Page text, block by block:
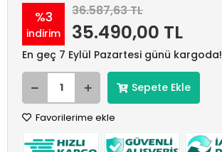
%3
indirim
36.587,63 TL
35.490,00 TL
En geç 7 Eylül Pazartesi günü kargoda!
Sepete Ekle
Favorilerime ekle